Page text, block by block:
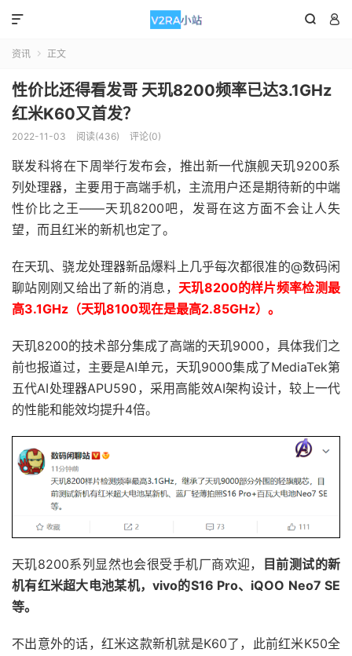
 

资讯  正文
性价比还得看发哥 天玑8200频率已达3.1GHz
红米K60又首发？
2022-11-03 阅读(436) 评论(0)
联发科将在下周举行发布会，推出新一代旗舰天玑9200系
列处理器，主要用于高端手机，主流用户还是期待新的中端
性价比之王——天玑8200吧，发哥在这方面不会让人失
望，而且红米的新机也定了。
在天玑、骁龙处理器新品爆料上几乎每次都很准的@数码闲
聊站刚刚又给出了新的消息， 天玑8200的样片频率检测最
高3.1GHz（天玑8100现在是最高2.85GHz）。
天玑8200的技术部分集成了高端的天玑9000，具体我们之
前也报道过，主要是AI单元，天玑9000集成了MediaTek第
五代AI处理器APU590，采用高能效AI架构设计，较上一代
的性能和能效均提升4倍。
天玑8200系列显然也会很受手机厂商欢迎，
目前测试的新
机有红米超大电池某机，vivo的S16 Pro、iQOO Neo7 SE
等。
不出意外的话，红米这款新机就是K60了，此前红米K50全